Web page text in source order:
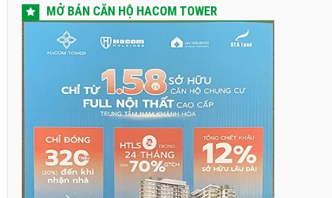
MỞ BÁN CĂN HỘ HACOM TOWER